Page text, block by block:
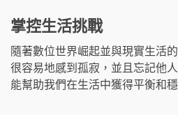
掌控生活挑戰
隨著數位世界崛起並與現實生活
很容易地感到孤寂，並且忘記他
能幫助我們在生活中獲得平衡和穩